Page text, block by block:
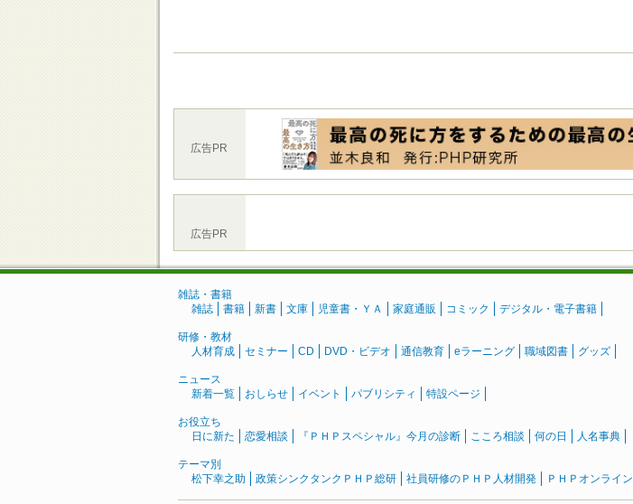
広告PR
広告PR
雑誌・書籍
雑誌
書籍 新書 文庫 児童書・ＹＡ 家庭通販 コミック デジタル・電子書籍
研修・教材
人材育成
セミナー CD DVD・ビデオ 通信教育 eラーニング 職域図書 グッズ
ニュース
新着一覧
おしらせ イベント パブリシティ 特設ページ
お役立ち
日に新た
恋愛相談 『ＰＨＰスペシャル』今月の診断 こころ相談 何の日 人名事典
テーマ別
松下幸之助
政策シンクタンクＰＨＰ総研 社員研修のＰＨＰ人材開発 ＰＨＰオンライン